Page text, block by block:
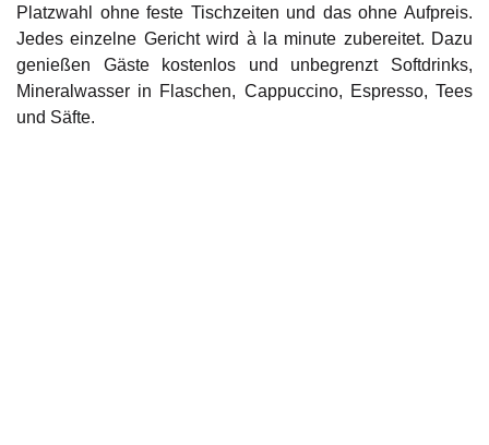
Platzwahl ohne feste Tischzeiten und das ohne Aufpreis.
Jedes einzelne Gericht wird à la minute zubereitet. Dazu
genießen Gäste kostenlos und unbegrenzt Softdrinks,
Mineralwasser in Flaschen, Cappuccino, Espresso, Tees
und Säfte.